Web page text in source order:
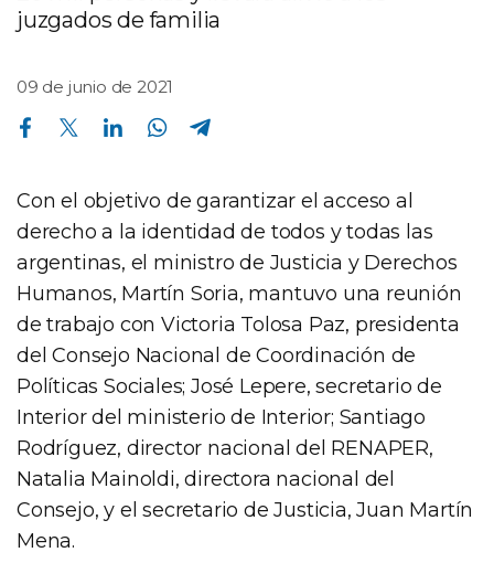
juzgados de familia
09 de junio de 2021
Compartir en Facebook Compartir en Twitter Compartir en Linkedin Compartir en Whatsapp
Con el objetivo de garantizar el acceso al
derecho a la identidad de todos y todas las
argentinas, el ministro de Justicia y Derechos
Humanos, Martín Soria, mantuvo una reunión
de trabajo con Victoria Tolosa Paz, presidenta
del Consejo Nacional de Coordinación de
Políticas Sociales; José Lepere, secretario de
Interior del ministerio de Interior; Santiago
Rodríguez, director nacional del RENAPER,
Natalia Mainoldi, directora nacional del
Consejo, y el secretario de Justicia, Juan Martín
Mena.